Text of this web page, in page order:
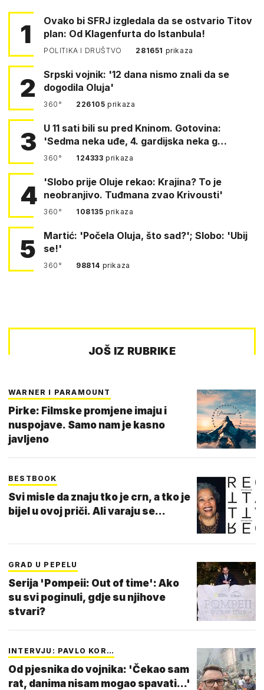
1
Ovako bi SFRJ izgledala da se ostvario Titov
plan: Od Klagenfurta do Istanbula!
POLITIKA I DRUŠTVO 281651 prikaza
2
Srpski vojnik: '12 dana nismo znali da se
dogodila Oluja'
360° 226105prikaza
3
U 11 sati bili su pred Kninom. Gotovina:
'Sedma neka uđe, 4. gardijska neka g…
360° 124333prikaza
4
'Slobo prije Oluje rekao: Krajina? To je
neobranjivo. Tuđmana zvao Krivousti'
360° 108135prikaza
5
Martić: 'Počela Oluja, što sad?'; Slobo: 'Ubij
se!'
360° 98814 prikaza
JOŠ IZ RUBRIKE
WARNER I PARAMOUNT
Pirke: Filmske promjene imaju i
nuspojave. Samo nam je kasno
javljeno
BESTBOOK
Svi misle da znaju tko je crn, a tko je
bijel u ovoj priči. Ali varaju se...
GRAD U PEPELU
Serija 'Pompeii: Out of time': Ako
su svi poginuli, gdje su njihove
stvari?
INTERVJU: PAVLO KOR…
Od pjesnika do vojnika: 'Čekao sam
rat, danima nisam mogao spavati...'